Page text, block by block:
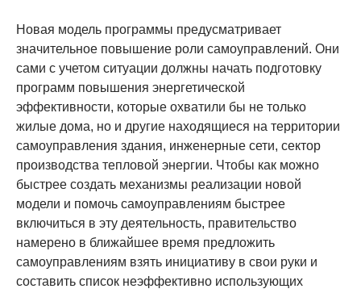
Новая модель программы предусматривает
значительное повышение роли самоуправлений. Они
сами с учетом ситуации должны начать подготовку
программ повышения энергетической
эффективности, которые охватили бы не только
жилые дома, но и другие находящиеся на территории
самоуправления здания, инженерные сети, сектор
производства тепловой энергии. Чтобы как можно
быстрее создать механизмы реализации новой
модели и помочь самоуправлениям быстрее
включиться в эту деятельность, правительство
намерено в ближайшее время предложить
самоуправлениям взять инициативу в свои руки и
составить список неэффективно использующих